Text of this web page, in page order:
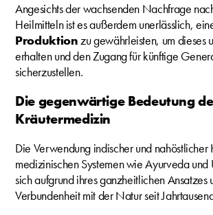
Angesichts der wachsenden Nachfrage
Heilmitteln ist es außerdem unerlässlich,
Produktionzu gewährleisten, um dieses
erhalten und den Zugang für künftige
sicherzustellen.
Die gegenwärtige Bedeutung
Kräutermedizin
Die Verwendung indischer und
medizinischen Systemen wie Ayurveda und
sich aufgrund ihres ganzheitlichen Ansatzes
Verbundenheit mit der Natur seit